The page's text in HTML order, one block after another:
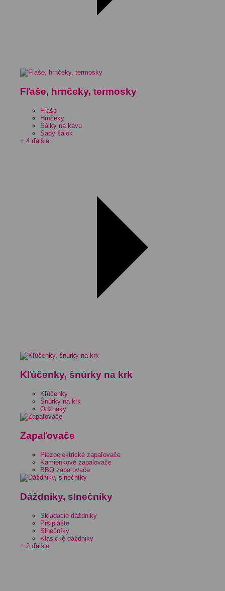
Fľaše, hrnčeky, termosky
Fľaše
Hrnčeky
Šálky na kávu
Sady šálok
+ 4 ďalšie
Kľúčenky, šnúrky na krk
Kľúčenky
Šnúrky na krk
Odznaky
Zapaľovače
Piezoelektrické zapaľovače
Kamienkové zapalovače
BBQ zapaľovače
Dáždniky, slnečníky
Skladacie dáždniky
Pršiplášte
Slnečníky
Klasické dáždniky
+ 2 ďalšie